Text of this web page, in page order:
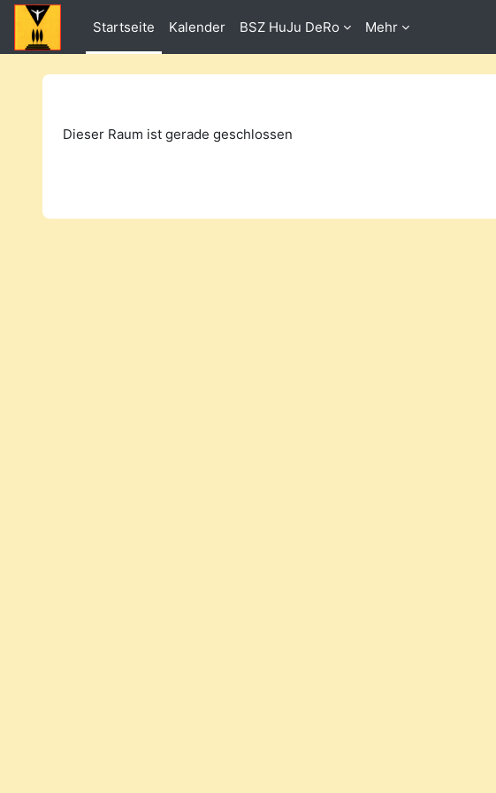
Zum Hauptinhalt
Startseite
Kalender BSZ HuJu DeRo Mehr
Dieser Raum ist gerade geschlossen